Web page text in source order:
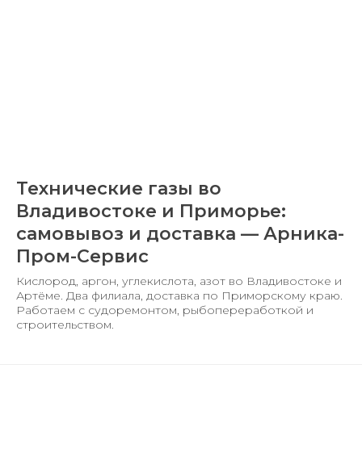
Технические газы во
Владивостоке и Приморье:
самовывоз и доставка — Арника-
Пром-Сервис
Кислород, аргон, углекислота, азот во Владивостоке и
Артёме. Два филиала, доставка по Приморскому краю.
Работаем с судоремонтом, рыбопереработкой и
строительством.